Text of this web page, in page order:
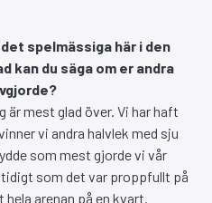
spelmässiga här i den
kan du säga om er andra
är mest glad över. Vi har haft
vi andra halvlek med sju
som mest gjorde vi vår
som det var proppfullt på
arenan på en kvart.